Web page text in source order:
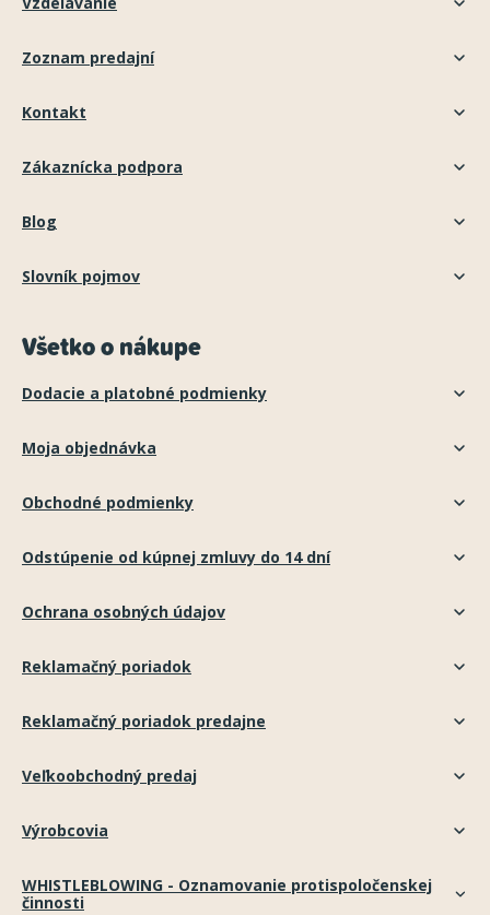
Zoznam predajní
Kontakt
Zákaznícka podpora
Blog
Slovník pojmov
Všetko o nákupe
Dodacie a platobné podmienky
Moja objednávka
Obchodné podmienky
Odstúpenie od kúpnej zmluvy do 14 dní
Ochrana osobných údajov
Reklamačný poriadok
Reklamačný poriadok predajne
Veľkoobchodný predaj
Výrobcovia
WHISTLEBLOWING - Oznamovanie protispoločenskej
činnosti